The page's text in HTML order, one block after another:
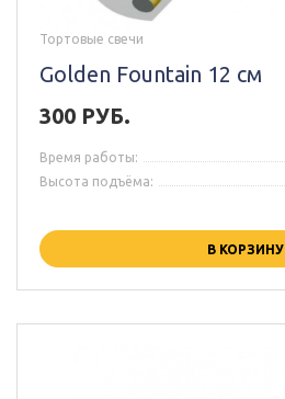
Тортовые свечи
Golden Fountain 12 см
300 РУБ.
Время работы:
Высота подъёма:
В КОРЗИНУ